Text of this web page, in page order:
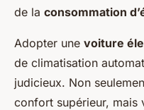
de la consommation
Adopter une voiture
de climatisation
judicieux. Non
confort supérieur, mais